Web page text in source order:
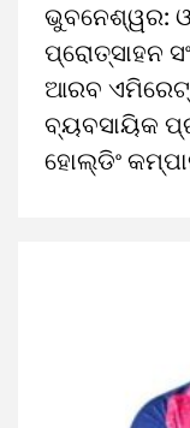
ଭୁବନେଶ୍ୱର:
ପ୍ରୋତ୍ସାହନ
ଆରବ
ବ୍ୟବସାୟିକ
ହୋଲ୍ଡିଂ